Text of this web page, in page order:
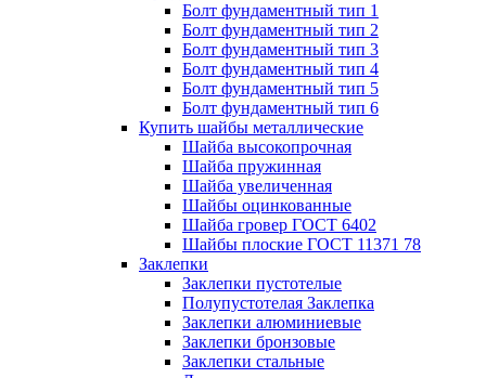
Болт фундаментный тип 1
Болт фундаментный тип 2
Болт фундаментный тип 3
Болт фундаментный тип 4
Болт фундаментный тип 5
Болт фундаментный тип 6
Купить шайбы металлические
Шайба высокопрочная
Шайба пружинная
Шайба увеличенная
Шайбы оцинкованные
Шайба гровер ГОСТ 6402
Шайбы плоские ГОСТ 11371 78
Заклепки
Заклепки пустотелые
Полупустотелая Заклепка
Заклепки алюминиевые
Заклепки бронзовые
Заклепки стальные